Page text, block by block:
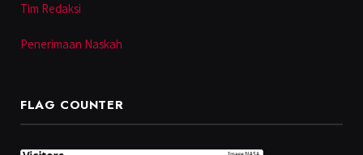
Tim Redaksi
Penerimaan Naskah
FLAG COUNTER